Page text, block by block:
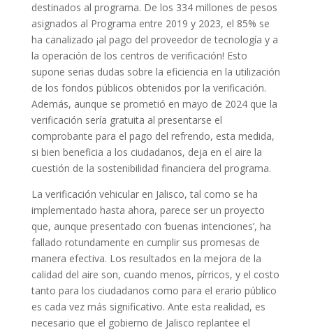
destinados al programa. De los 334 millones de pesos
asignados al Programa entre 2019 y 2023, el 85% se
ha canalizado ¡al pago del proveedor de tecnología y a
la operación de los centros de verificación! Esto
supone serias dudas sobre la eficiencia en la utilización
de los fondos públicos obtenidos por la verificación.
Además, aunque se prometió en mayo de 2024 que la
verificación sería gratuita al presentarse el
comprobante para el pago del refrendo, esta medida,
si bien beneficia a los ciudadanos, deja en el aire la
cuestión de la sostenibilidad financiera del programa.
La verificación vehicular en Jalisco, tal como se ha
implementado hasta ahora, parece ser un proyecto
que, aunque presentado con ‘buenas intenciones’, ha
fallado rotundamente en cumplir sus promesas de
manera efectiva. Los resultados en la mejora de la
calidad del aire son, cuando menos, pírricos, y el costo
tanto para los ciudadanos como para el erario público
es cada vez más significativo. Ante esta realidad, es
necesario que el gobierno de Jalisco replantee el